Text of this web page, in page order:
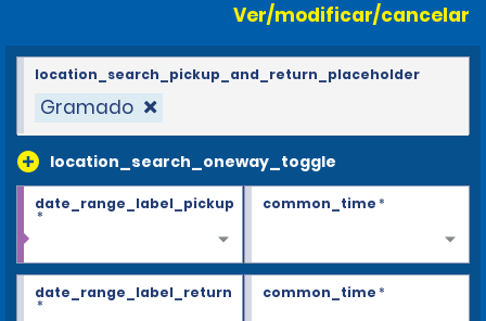
Ver/modificar/cancelar
Gramado
location_search_oneway_toggle
location_search_pickup_and_return_placeholder
date_range_label_pickup
*
common_time*
date_range_label_return
*
common_time*